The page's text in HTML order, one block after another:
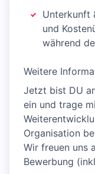
Unterkunft
und
während
Weitere
Jetzt bist DU
ein und trage
Organisation
Wir freuen uns
Bewerbung